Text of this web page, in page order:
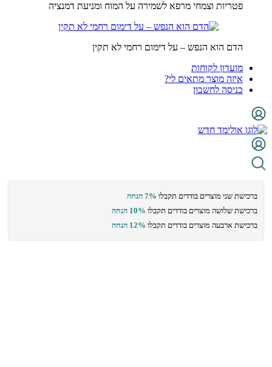
פטריות וצמחי מרפא לשמירה על המוח ומניעת דמנציה
הדם הוא הנפש – על דימום רחמי לא תקין
מועדון לקוחות
איזה מוצר מתאים לי?
כניסה לחשבון
ברכישת שני מוצרים בודדים תקבלו7% הנחה
ברכישת שלושה מוצרים בודדים תקבלו10% הנחה
ברכישת ארבעה מוצרים בודדים תקבלו12% הנחה